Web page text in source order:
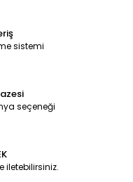
sistemi
seçeneği
iletebilirsiniz.